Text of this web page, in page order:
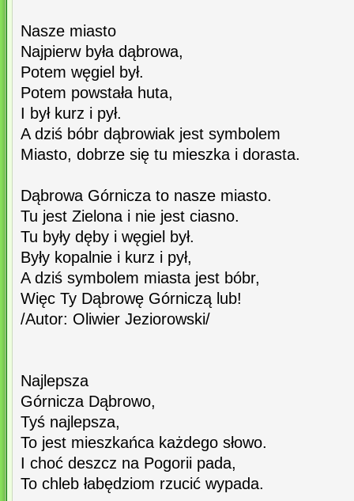
Nasze miasto
Najpierw była dąbrowa,
Potem węgiel był.
Potem powstała huta,
I był kurz i pył.
A dziś bóbr dąbrowiak jest symbolem
Miasto, dobrze się tu mieszka i dorasta.
Dąbrowa Górnicza to nasze miasto.
Tu jest Zielona i nie jest ciasno.
Tu były dęby i węgiel był.
Były kopalnie i kurz i pył,
A dziś symbolem miasta jest bóbr,
Więc Ty Dąbrowę Górniczą lub!
/Autor: Oliwier Jeziorowski/
Najlepsza
Górnicza Dąbrowo,
Tyś najlepsza,
To jest mieszkańca każdego słowo.
I choć deszcz na Pogorii pada,
To chleb łabędziom rzucić wypada.